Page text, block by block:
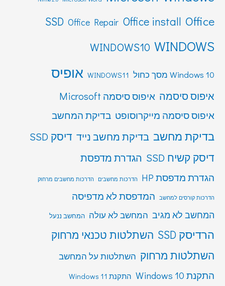
Office
Office install
Office Repair
SSD
WINDOWS
WINDOWS10
Windows 10 מסך כחול WINDOWS11 אופיס
איפוס סיסמה איפוס סיסמה Microsoft
איפוס סיסמה מייקרוסופט בדיקת המחשב
בדיקת מחשב בדיקת מחשב נייד דיסק SSD
דיסק קשיח SSD
הגדרת מדפסת
הגדרת מדפסת HP הדרכות מחשבים הדרכות מחשבים מרחוק
הדרכות קורסים למחשב המדפסת לא מדפיסה
המחשב לא מגיב המחשב לא עולה המחשב ננעל
הרדיסק SSD
השתלטות טכנאי מרחוק
השתלטות מרחוק השתלטות על המחשב
התקנת Windows 10 התקנת Windows 11